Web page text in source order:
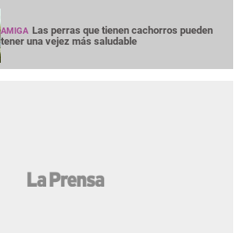
AMIGA Las perras que tienen cachorros pueden
tener una vejez más saludable